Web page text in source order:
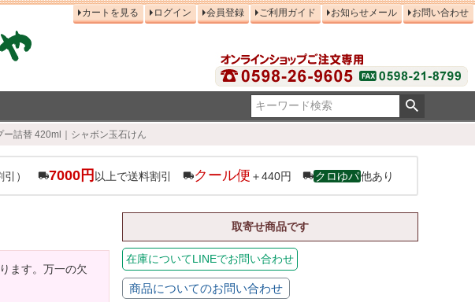
カートを見る ログイン 会員登録 ご利用ガイド お知らせメール お問い合わせ
ー詰替 420ml｜シャボン玉石けん
引） 7000円 以上で送料割引 クール便 ＋440円 クロゆパ他あり
ます。万一の欠
取寄せ商品です
在庫についてLINEでお問い合わせ
商品についてのお問い合わせ